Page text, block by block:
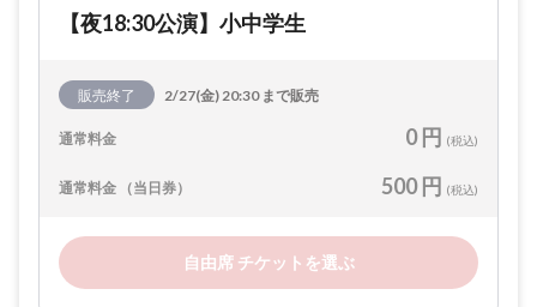
【夜18:30公演】小中学生
販売終了 2/27(金) 20:30 まで販売
通常料金 0 円 (税込)
通常料金 （当日券） 500 円 (税込)
自由席 チケットを選ぶ